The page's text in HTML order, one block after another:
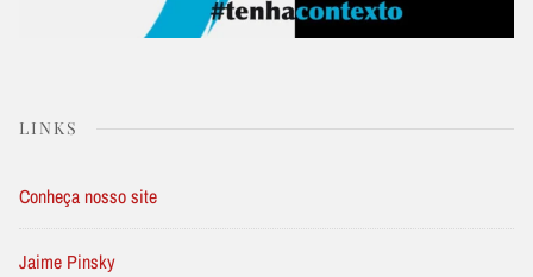
LINKS
Conheça nosso site
Jaime Pinsky